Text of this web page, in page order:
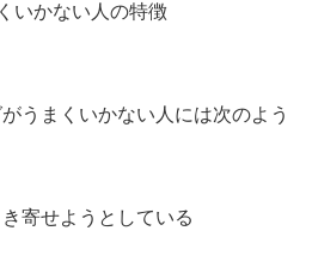
いかない人の特徴
うまくいかない人には次のよう
寄せようとしている